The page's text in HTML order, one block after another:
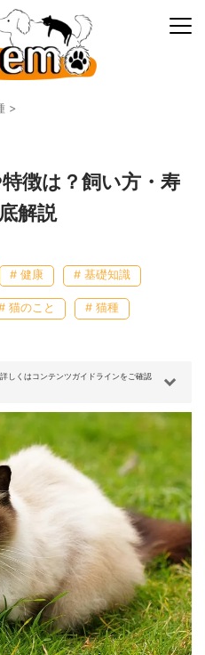
>
徴は？飼い方・寿
解説
# 健康 # 基礎知識
猫のこと # 猫種
しくはコンテンツガイドラインをご確認